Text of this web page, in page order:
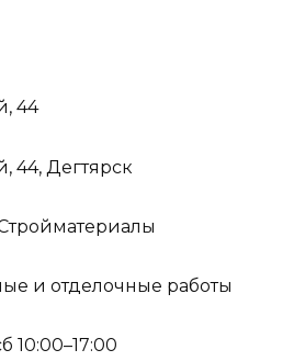
44
44, Дегтярск
и отделочные работы
10:00–17:00